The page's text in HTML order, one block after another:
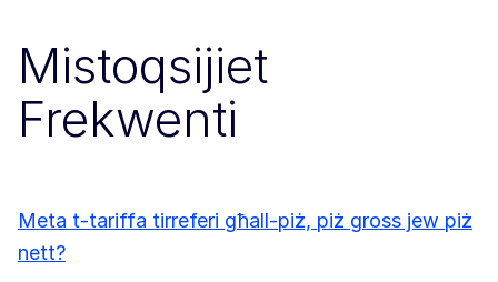
Mistoqsijiet
Frekwenti
Meta t-tariffa tirreferi għall-piż, piż gross jew piż
nett?